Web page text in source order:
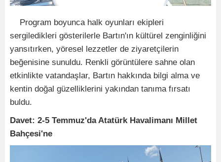
Program boyunca halk oyunları ekipleri
sergiledikleri gösterilerle Bartın'ın kültürel zenginliğini
yansıtırken, yöresel lezzetler de ziyaretçilerin
beğenisine sunuldu. Renkli görüntülere sahne olan
etkinlikte vatandaşlar, Bartın hakkında bilgi alma ve
kentin doğal güzelliklerini yakından tanıma fırsatı
buldu.
Davet: 2-5 Temmuz'da Atatürk Havalimanı Millet
Bahçesi'ne